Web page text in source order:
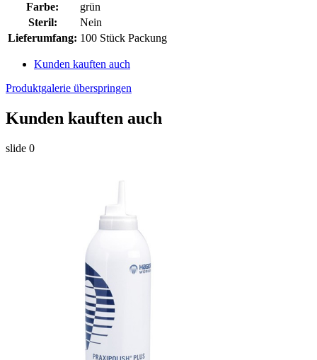
Farbe:
grün
Steril:
Nein
Lieferumfang: 100 Stück Packung
Kunden kauften auch
Produktgalerie überspringen
Kunden kauften auch
slide 0